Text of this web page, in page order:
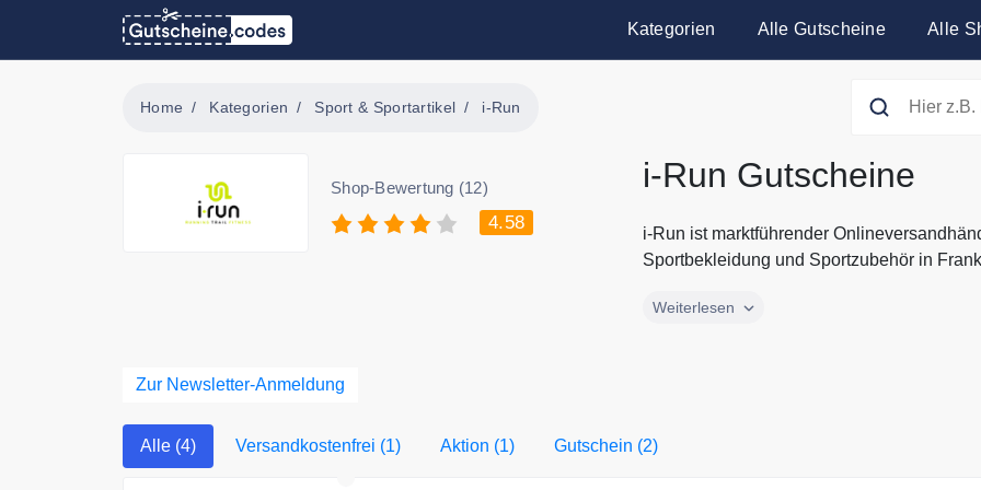
Kategorien Alle Gutscheine Alle
Home Kategorien Sport & Sportartikel i-Run
Shop-Bewertung (12)
4.58
i-Run Gutscheine
i-Run ist marktführender
Sportbekleidung und Sportzubehör in
i-Run ist marktführender
Weiterlesen
Zur Newsletter-Anmeldung
Alle (4) Versandkostenfrei (1) Aktion (1) Gutschein (2)